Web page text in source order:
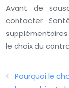
Avant de
contacter
le choix du
Pourquoi le